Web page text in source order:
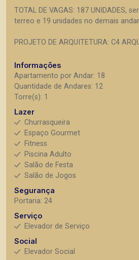
TOTAL DE VAGAS: 187 UNIDADES,
terreo e 19 unidades no demais
PROJETO DE ARQUITETURA: C4
Informações
Apartamento por Andar: 18
Quantidade de Andares: 12
Torre(s): 1
Lazer
Churrasqueira
Espaço Gourmet
Fitness
Piscina Adulto
Salão de Festa
Salão de Jogos
Segurança
Portaria: 24
Serviço
Elevador de Serviço
Social
Elevador Social